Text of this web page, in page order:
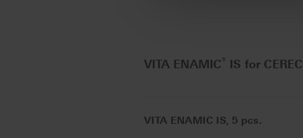
VITA ENAMIC ® IS for CEREC
VITA ENAMIC IS, 5 pcs.